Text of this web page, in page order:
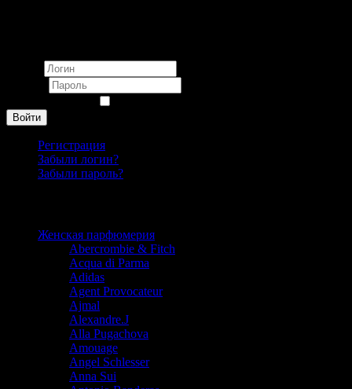
Войти
Регистрация
Забыли логин?
Забыли пароль?
Женская парфюмерия
Abercrombie & Fitch
Acqua di Parma
Adidas
Agent Provocateur
Ajmal
Alexandre.J
Alla Pugachova
Amouage
Angel Schlesser
Anna Sui